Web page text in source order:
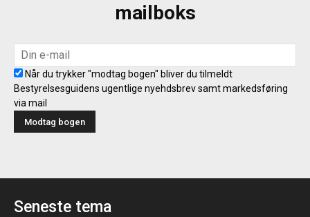
mailboks
Når du trykker "modtag bogen" bliver du tilmeldt
Bestyrelsesguidens ugentlige nyehdsbrev samt markedsføring
via mail
Seneste tema